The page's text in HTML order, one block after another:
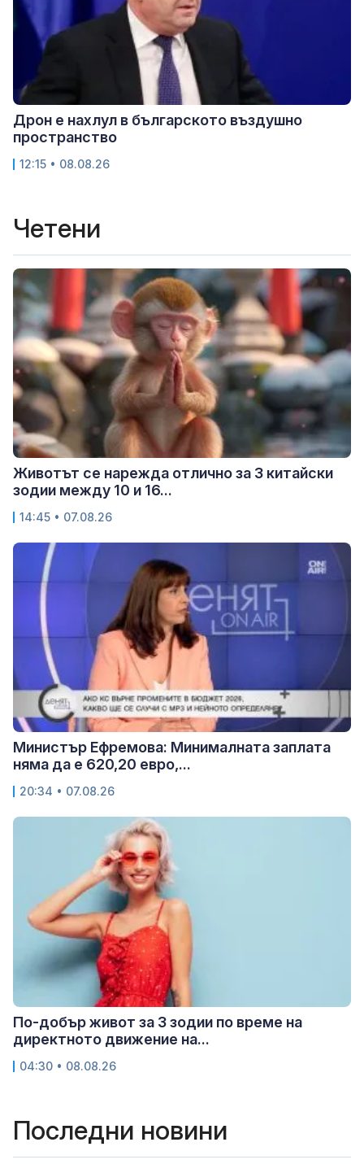
Дрон е нахлул в българското въздушно
пространство
12:15 • 08.08.26
Четени
Животът се нарежда отлично за 3 китайски
зодии между 10 и 16...
14:45 • 07.08.26
Министър Ефремова: Минималната заплата
няма да е 620,20 евро,...
20:34 • 07.08.26
По-добър живот за 3 зодии по време на
директното движение на...
04:30 • 08.08.26
Последни новини